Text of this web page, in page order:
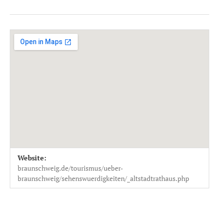
Venue Details
Address
Braunschweig Dornse des Altstadtrathauses, Braunschweig
Website:
braunschweig.de/tourismus/ueber-
braunschweig/sehenswuerdigkeiten/_altstadtrathaus.php